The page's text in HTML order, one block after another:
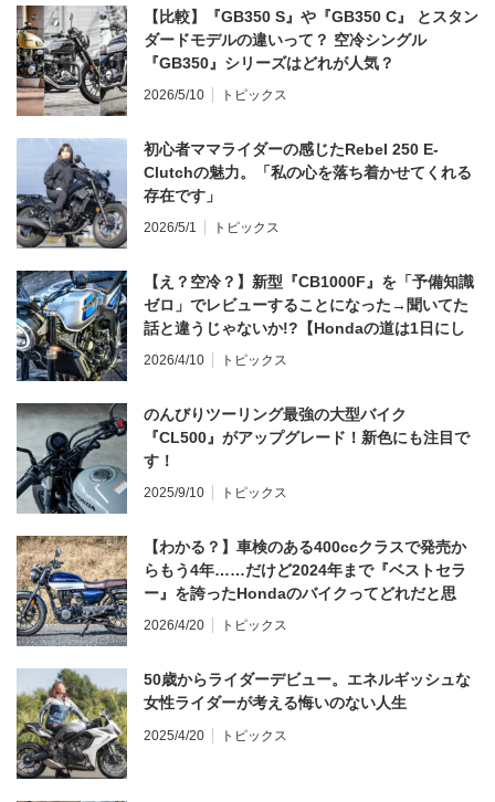
【比較】『GB350 S』や『GB350 C』 とスタン
ダードモデルの違いって？ 空冷シングル
『GB350』シリーズはどれが人気？
2026/5/10 トピックス
初心者ママライダーの感じたRebel 250 E-
Clutchの魅力。「私の心を落ち着かせてくれる
存在です」
2026/5/1 トピックス
【え？空冷？】新型『CB1000F』を「予備知識
ゼロ」でレビューすることになった→聞いてた
話と違うじゃないか!?【Hondaの道は1日にし
てならず／CB1000F ①第一印象 編】
2026/4/10 トピックス
のんびりツーリング最強の大型バイク
『CL500』がアップグレード！新色にも注目で
す！
2025/9/10 トピックス
【わかる？】車検のある400ccクラスで発売か
らもう4年……だけど2024年まで『ベストセラ
ー』を誇ったHondaのバイクってどれだと思
う？
2026/4/20 トピックス
50歳からライダーデビュー。エネルギッシュな
女性ライダーが考える悔いのない人生
2025/4/20 トピックス